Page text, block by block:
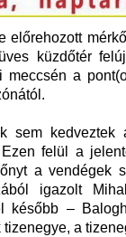
előrehozott
küzdőtér
a
sem kedveztek
felül a
a vendégek
igazolt
később –
a